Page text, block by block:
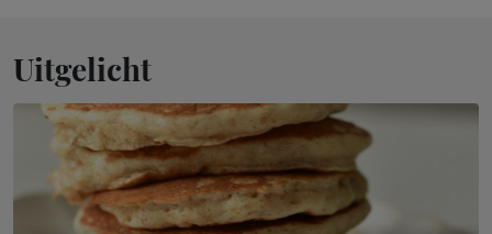
Uitgelicht